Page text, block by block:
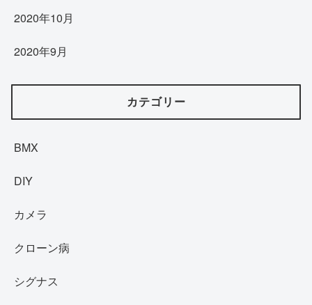
2020年10月
2020年9月
カテゴリー
BMX
DIY
カメラ
クローン病
シグナス